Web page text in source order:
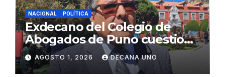
NACIONAL POLÍTICA
Exdecano del Colegio de
Abogados de Puno cuestiona
propuestas sobre seguridad
ciudadana
AGOSTO 1, 2026 DECANA UNO